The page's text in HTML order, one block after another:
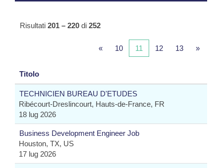
Risultati 201 – 220 di 252
« 10 11 12 13 »
Titolo
TECHNICIEN BUREAU D'ETUDES
Ribécourt-Dreslincourt, Hauts-de-France, FR
18 lug 2026
Business Development Engineer Job
Houston, TX, US
17 lug 2026